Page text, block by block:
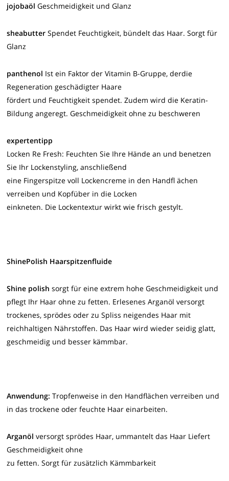
jojobaöl Geschmeidigkeit und Glanz
sheabutter Spendet Feuchtigkeit, bündelt das Haar. Sorgt für
Glanz
panthenol Ist ein Faktor der Vitamin B-Gruppe, derdie
Regeneration geschädigter Haare
fördert und Feuchtigkeit spendet. Zudem wird die Keratin-
Bildung angeregt. Geschmeidigkeit ohne zu beschweren
expertentipp
Locken Re Fresh: Feuchten Sie Ihre Hände an und benetzen
Sie Ihr Lockenstyling, anschließend
eine Fingerspitze voll Lockencreme in den Handfl ächen
verreiben und Kopfüber in die Locken
einkneten. Die Lockentextur wirkt wie frisch gestylt.
ShinePolish Haarspitzenfluide
Shine polishsorgt für eine extrem hohe Geschmeidigkeit und
pflegt Ihr Haar ohne zu fetten. Erlesenes Arganöl versorgt
trockenes, sprödes oder zu Spliss neigendes Haar mit
reichhaltigen Nährstoffen. Das Haar wird wieder seidig glatt,
geschmeidig und besser kämmbar.
Anwendung: Tropfenweise in den Handflächen verreiben und
in das trockene oder feuchte Haar einarbeiten.
Arganöl versorgt sprödes Haar, ummantelt das Haar Liefert
Geschmeidigkeit ohne
zu fetten. Sorgt für zusätzlich Kämmbarkeit